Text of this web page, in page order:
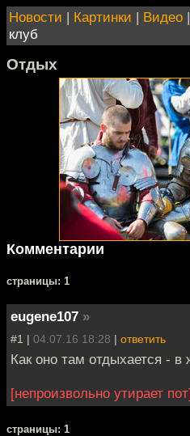
Новости | Картинки | Видео |
клуб
Отдых
Комментарии
cтраницы: 1
eugene107 »
#1 | 04.07.16 18:28 | ответить
Как оно там отдыхается -
[непроизвольно утирает
cтраницы: 1